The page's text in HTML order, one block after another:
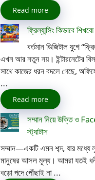
Read more
ফ্রিল্যান্সিং কিভাবে শিখবো
বর্তমান ডিজিটাল যুগে
এখন আর নতুন নয়। ইন্টারনেটের
সাথে কাজের ধরন বদলে গেছে,
...
Read more
সম্মান নিয়ে উক্তি ও
স্ট্যাটাস
সম্মান—একটি এমন শব্দ, যার মধ্যে
মানুষের আসল মূল্য। আমরা যতই
বড়ো পদে পৌঁছাই না ...